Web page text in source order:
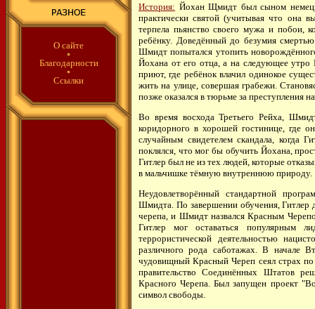
О сайте
Благодарности
Ссылки
История: Йохан Щмидт был сыном
практически святой (учитывая что она
терпела пьянство своего мужа и побои,
ребёнку. Доведённый до безумия
Шмидт попытался утопить
Йохана от его отца, а на следующее
приют, где ребёнок влачил одинокое
жить на улице, совершая грабежи.
позже оказался в тюрьме за преступления
Во время восхода Третьего Рейха,
коридорного в хорошей гостинице, где
случайным свидетелем скандала, когда
поклялся, что мог бы обучить Йохана,
Гитлер был не из тех людей, которые
в мальчишке тёмную внутреннюю природу.
Неудовлетворённый стандартной
Шмидта. По завершении обучения, Гитлер
черепа, и Шмидт назвался Красным
Гитлер мог оставаться популярным
террористической деятельностью
различного рода саботажах. В начале
чудовищный Красный Череп сеял страх
правительство Соединённых Штатов
Красного Черепа. Был запущен проект
символ свободы.